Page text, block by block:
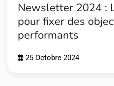
Newsletter 2024 :
pour fixer des
performants
25 Octobre 2024